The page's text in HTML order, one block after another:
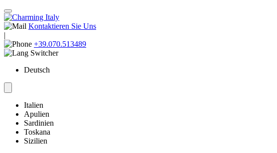
Kontaktieren Sie Uns
|
+39.070.513489
Deutsch
Italien
Apulien
Sardinien
Toskana
Sizilien